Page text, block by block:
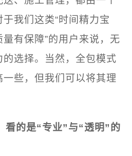
我们这类“时间精力宝
有保障”的用户来说，无
选择。当然，全包模式
些，但我们可以将其理
看的是“专业”与“透明”的